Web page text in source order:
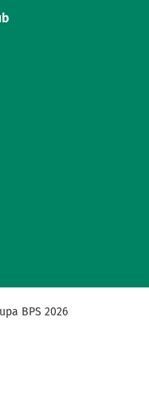
BPS 2026